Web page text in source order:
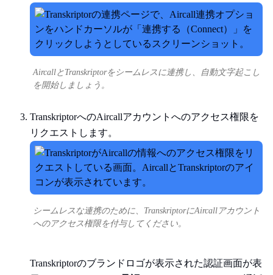
AircallとTranskriptorをシームレスに連携し、自動文字起こし
を開始しましょう。
TranskriptorへのAircallアカウントへのアクセス権限を
リクエストします。
シームレスな連携のために、TranskriptorにAircallアカウント
へのアクセス権限を付与してください。
Transkriptorのブランドロゴが表示された認証画面が表